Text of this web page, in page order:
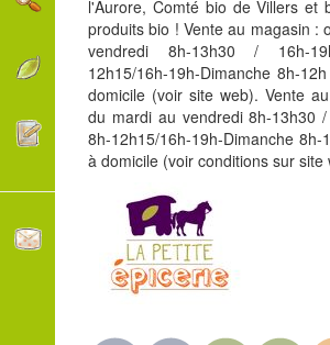
l'Aurore, Comté bio de Villers et
produits bio ! Vente au magasin :
vendredi 8h-13h30 / 16h-
12h15/16h-19h-Dimanche 8h-
domicile (voir site web). Vente
du mardi au vendredi 8h-13h30
8h-12h15/16h-19h-Dimanche 8h-
à domicile (voir conditions sur site